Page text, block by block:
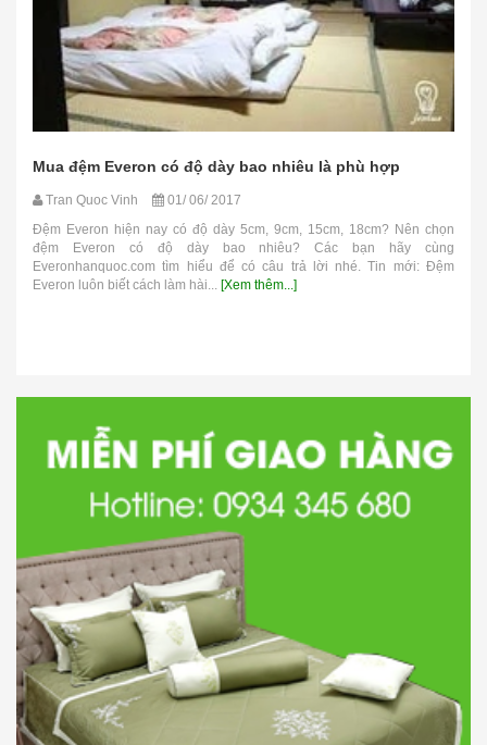
Mua đệm Everon có độ dày bao nhiêu là phù hợp
Tran Quoc Vinh
01/ 06/ 2017
Đệm Everon hiện nay có độ dày 5cm, 9cm, 15cm, 18cm? Nên chọn
đệm Everon có độ dày bao nhiêu? Các bạn hãy cùng
Everonhanquoc.com tìm hiểu để có câu trả lời nhé. Tin mới: Đệm
Everon luôn biết cách làm hài... [Xem thêm...]